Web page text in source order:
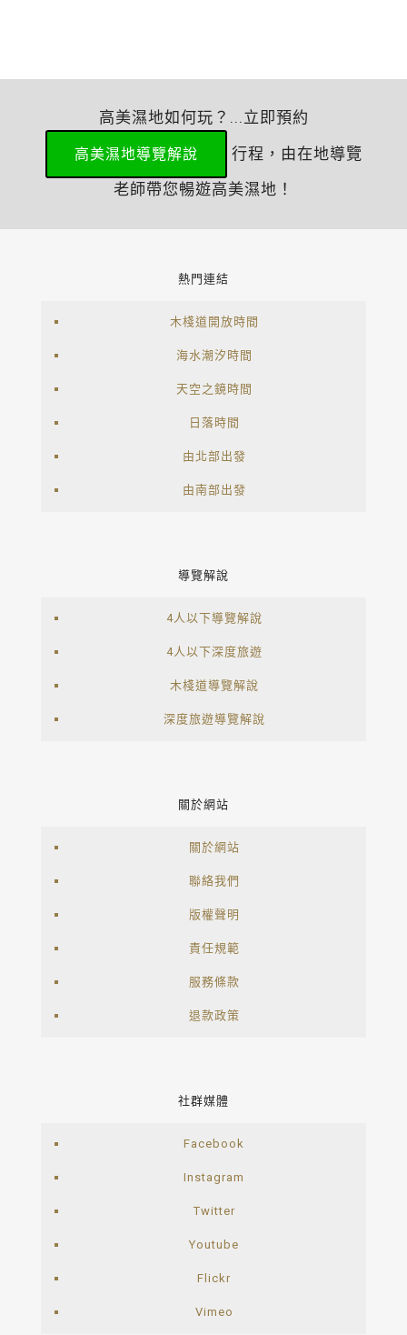
高美濕地如何玩？...立即預約
高美濕地導覽解說
行程，由在地導覽
老師帶您暢遊高美濕地！
熱門連結
木棧道開放時間
海水潮汐時間
天空之鏡時間
日落時間
由北部出發
由南部出發
導覽解說
4人以下導覽解說
4人以下深度旅遊
木棧道導覽解說
深度旅遊導覽解說
關於網站
關於網站
聯絡我們
版權聲明
責任規範
服務條款
退款政策
社群媒體
Facebook
Instagram
Twitter
Youtube
Flickr
Vimeo